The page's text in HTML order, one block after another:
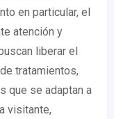
en particular, el
atención y
liberar el
tratamientos,
que se adaptan a
visitante,